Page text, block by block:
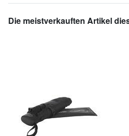
Die meistverkauften Artikel